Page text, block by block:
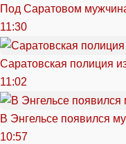
Под Саратовом
11:30
Саратовская полиция
11:02
В Энгельсе появился
10:57